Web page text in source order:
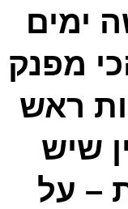
ימים
מפנק
ראש
שיש
– על